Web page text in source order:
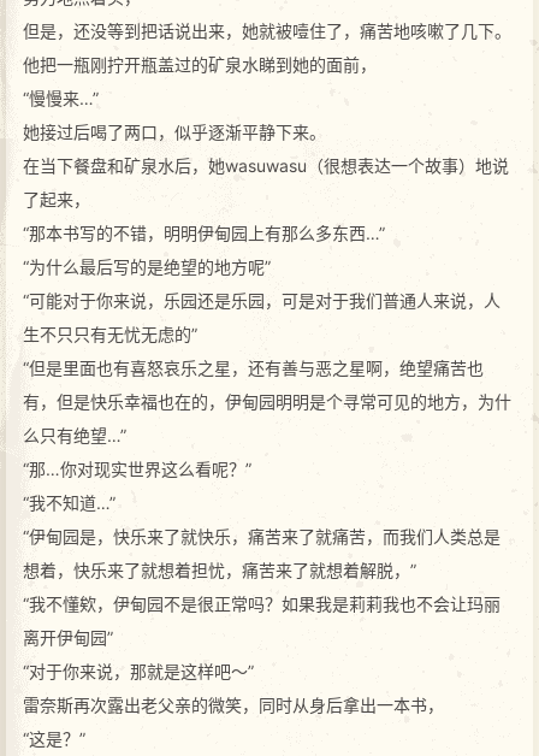
但是，还没等到把话说出来，她就被噎住了，痛苦地咳嗽了几下。
他把一瓶刚拧开瓶盖过的矿泉水睇到她的面前，
“慢慢来…”
她接过后喝了两口，似乎逐渐平静下来。
在当下餐盘和矿泉水后，她wasuwasu（很想表达一个故事）地说
了起来，
“那本书写的不错，明明伊甸园上有那么多东西…”
“为什么最后写的是绝望的地方呢”
“可能对于你来说，乐园还是乐园，可是对于我们普通人来说，人
生不只只有无忧无虑的”
“但是里面也有喜怒哀乐之星，还有善与恶之星啊，绝望痛苦也
有，但是快乐幸福也在的，伊甸园明明是个寻常可见的地方，为什
么只有绝望…”
“那…你对现实世界这么看呢？”
“我不知道…”
“伊甸园是，快乐来了就快乐，痛苦来了就痛苦，而我们人类总是
想着，快乐来了就想着担忧，痛苦来了就想着解脱，”
“我不懂欸，伊甸园不是很正常吗？如果我是莉莉我也不会让玛丽
离开伊甸园”
“对于你来说，那就是这样吧～”
雷奈斯再次露出老父亲的微笑，同时从身后拿出一本书，
“这是？”